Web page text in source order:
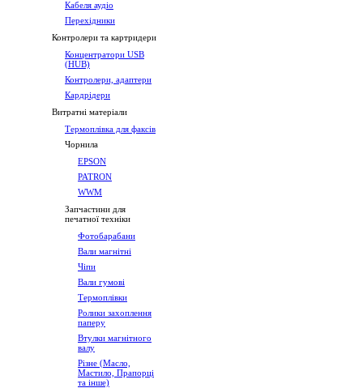
Кабеля аудіо
Перехідники
Контролери та картридери
Концентратори USB
(HUB)
Контролери, адаптери
Кардрідери
Витратні матеріали
Термоплівка для факсів
Чорнила
EPSON
PATRON
WWM
Запчастини для
печатної техніки
Фотобарабани
Вали магнітні
Чіпи
Вали гумові
Термоплівки
Ролики захоплення
паперу
Втулки магнітного
валу
Різне (Масло,
Мастило, Прапорці
та інше)